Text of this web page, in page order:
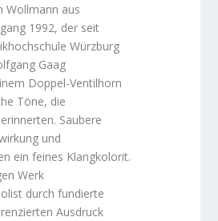
Wollmann aus
1992, der seit
Würzburg
Gaag
Doppel-Ventilhorn
Töne, die
Saubere
und
ein feines Klangkolorit.
Werk
durch fundierte
Ausdruck